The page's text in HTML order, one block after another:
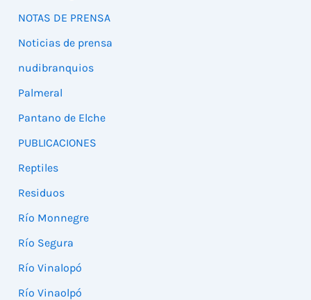
NOTAS DE PRENSA
Noticias de prensa
nudibranquios
Palmeral
Pantano de Elche
PUBLICACIONES
Reptiles
Residuos
Río Monnegre
Río Segura
Río Vinalopó
Río Vinaolpó